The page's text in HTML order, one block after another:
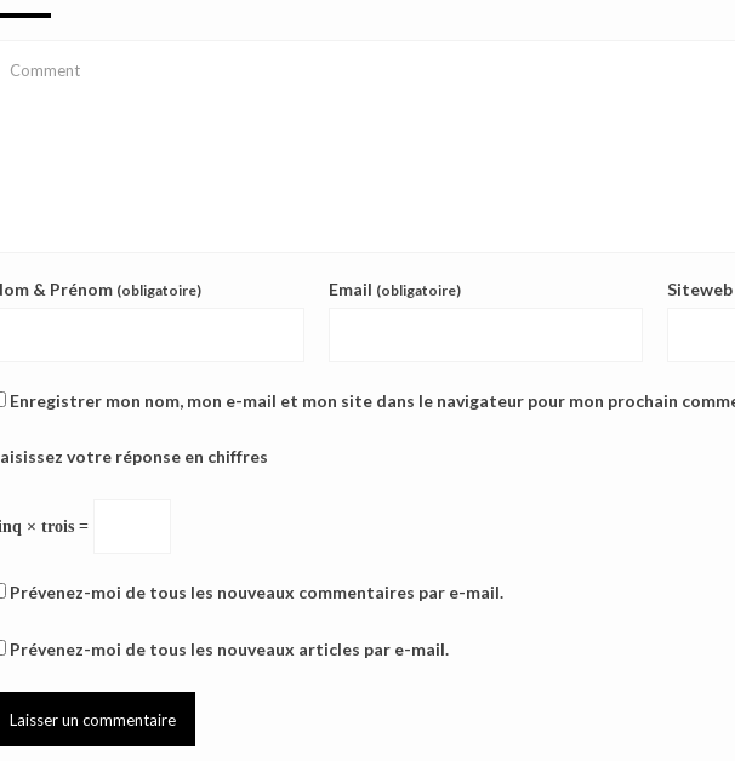
& Prénom (obligatoire) Email (obligatoire) Siteweb
Enregistrer mon nom, mon e-mail et mon site dans le navigateur pour mon prochain
votre réponse en chiffres
× trois =
Prévenez-moi de tous les nouveaux commentaires par e-mail.
Prévenez-moi de tous les nouveaux articles par e-mail.